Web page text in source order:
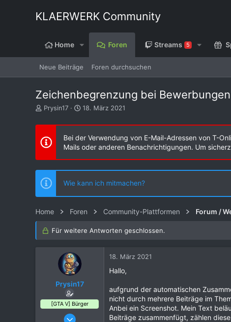
KLAERWERK Community
Home Foren Streams 5
Neue Beiträge Foren durchsuchen
Zeichenbegrenzung bei Bewerbungen
E
s
e
l
e
r
Prysin17
E
s
e
l
l
t
m
18. März 2021
Bei der Verwendung von E-Mail-Adressen von T-
Mails oder anderen Benachrichtigungen. Um
Wie kann ich mitmachen?
Home Foren Community-Plattformen Forum /
Für weitere Antworten geschlossen.
Prysin17
[GTA V] Bürger
18. März 2021
18. März 2021
Hallo,
aufgrund der automatischen
nicht durch mehrere Beiträge im
Anbei ein Screenshot. Mein Text
Beiträge zusammenfügt, zählen